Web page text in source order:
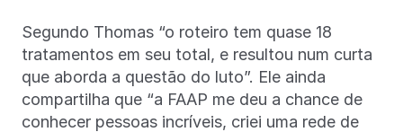
Segundo Thomas “o roteiro tem quase 18
tratamentos em seu total, e resultou num curta
que aborda a questão do luto”. Ele ainda
compartilha que “a FAAP me deu a chance de
conhecer pessoas incríveis, criei uma rede de